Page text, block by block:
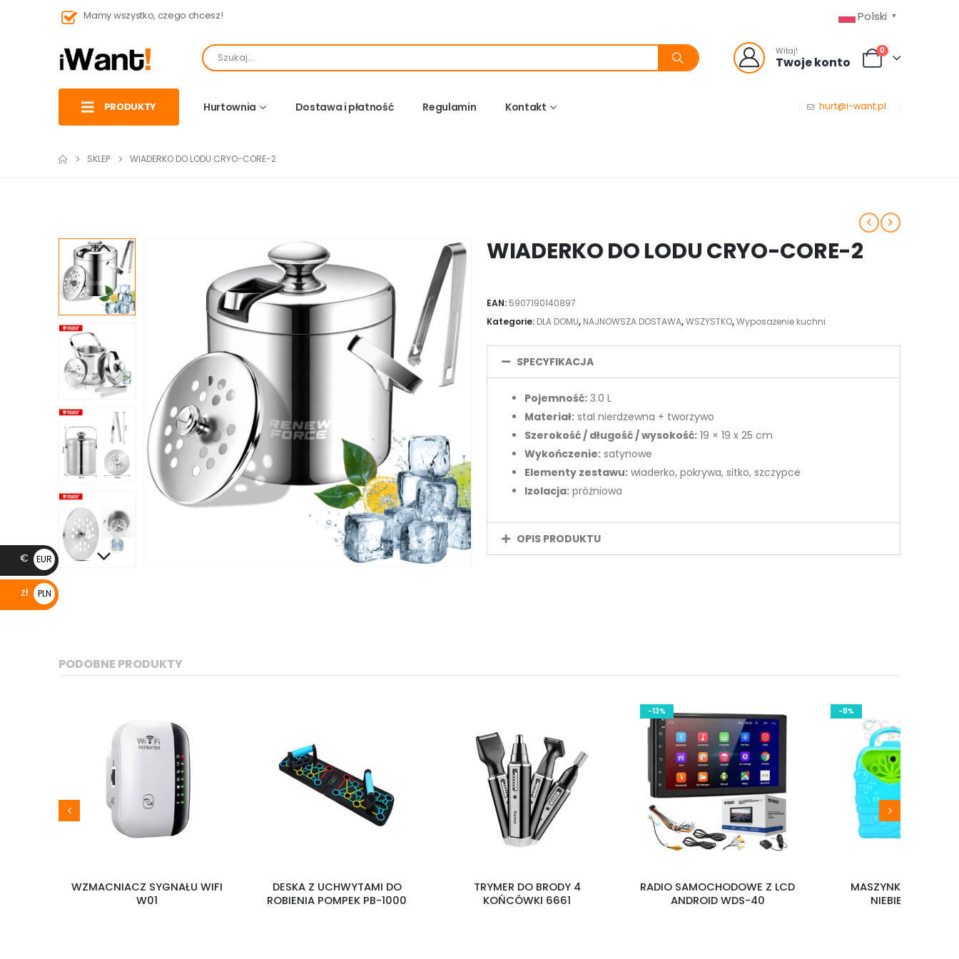
Mamy wszystko, czego chcesz! Polski ▼
Witaj!
Twoje konto
0
PRODUKTY Hurtownia Dostawa i płatność Regulamin Kontakt hurt@i-want.pl
SKLEP WIADERKO DO LODU CRYO-CORE-2
WIADERKO DO LODU CRYO-CORE-2
EAN: 5907190140897
Kategorie: DLA DOMU, NAJNOWSZA DOSTAWA,WSZYSTKO,Wyposażenie kuchni
SPECYFIKACJA
Pojemność: 3.0 L
Materiał: stal nierdzewna + tworzywo
Szerokość / długość / wysokość: 19 × 19 x 25 cm
Wykończenie: satynowe
Elementy zestawu: wiaderko, pokrywa, sitko, szczypce
Izolacja: próżniowa
OPIS PRODUKTU
PODOBNE PRODUKTY
WZMACNIACZ SYGNAŁU WIFI
W01
DESKA Z UCHWYTAMI DO
ROBIENIA POMPEK PB-1000
TRYMER DO BRODY 4
KOŃCÓWKI 6661
-13%
RADIO SAMOCHODOWE Z LCD
ANDROID WDS-40
-8%
MASZYNKA DO BANIEK
NIEBIESKA V02
€
EUR
€
zł
PLN
zł